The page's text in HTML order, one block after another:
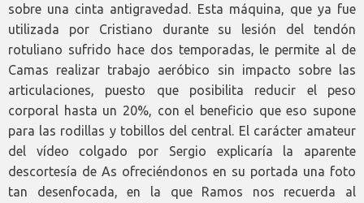
sobre una cinta antigravedad. Esta máquina, que ya fue
utilizada por Cristiano durante su lesión del tendón
rotuliano sufrido hace dos temporadas, le permite al de
Camas realizar trabajo aeróbico sin impacto sobre las
articulaciones, puesto que posibilita reducir el peso
corporal hasta un 20%, con el beneficio que eso supone
para las rodillas y tobillos del central. El carácter amateur
del vídeo colgado por Sergio explicaría la aparente
descortesía de As ofreciéndonos en su portada una foto
tan desenfocada, en la que Ramos nos recuerda al